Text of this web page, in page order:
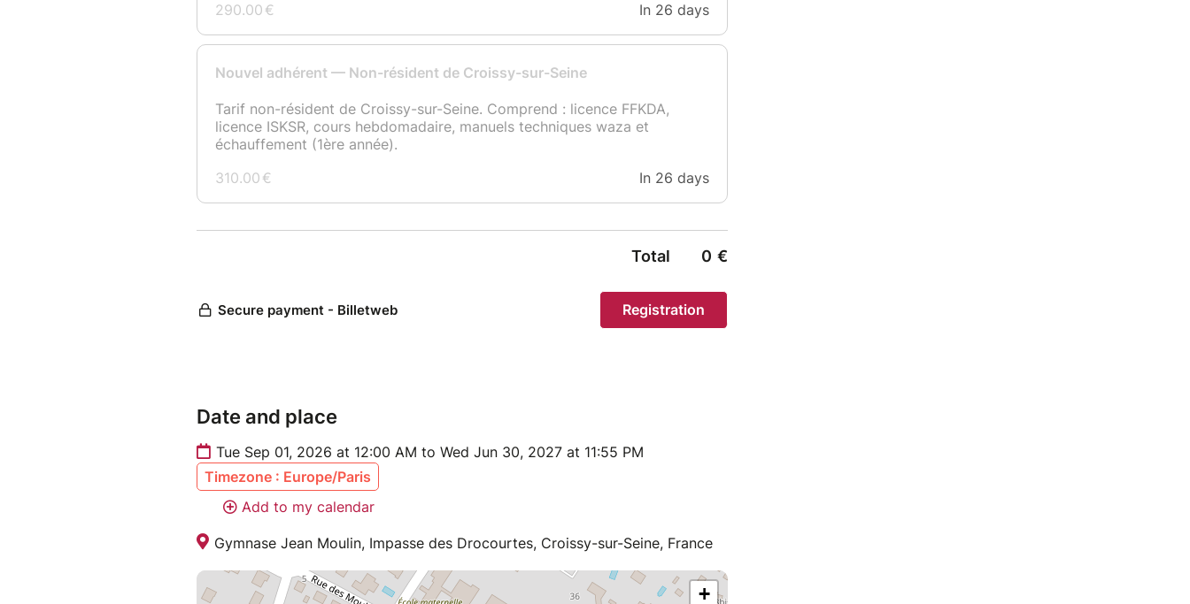
Date and place
Tue Sep 01, 2026 at 12:00 AM to Wed Jun 30, 2027 at 11:55 PM
Timezone : Europe/Paris
Add to my calendar
Gymnase Jean Moulin, Impasse des Drocourtes, Croissy-sur-Seine, France
+